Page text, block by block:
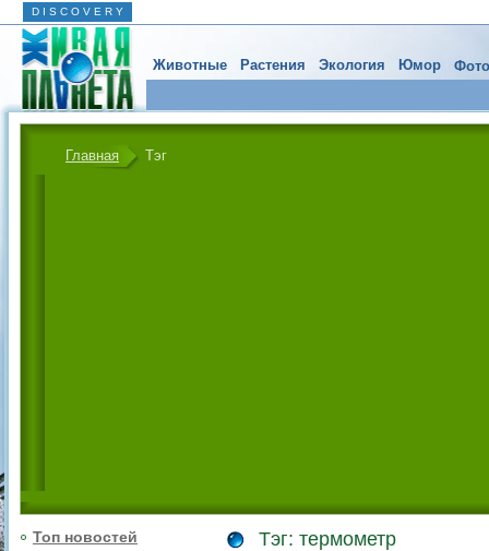
D I S C O V E R Y
Животные Растения Экология Юмор
Главная Тэг
Топ новостей Тэг: термометр